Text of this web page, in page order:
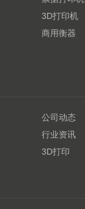
3D打印机
商用衡器
公司动态
行业资讯
3D打印